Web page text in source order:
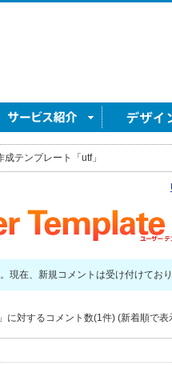
成テンプレート「utf」
現在、新規コメントは受け付けており
」に対するコメント数(1件) (新着順で表